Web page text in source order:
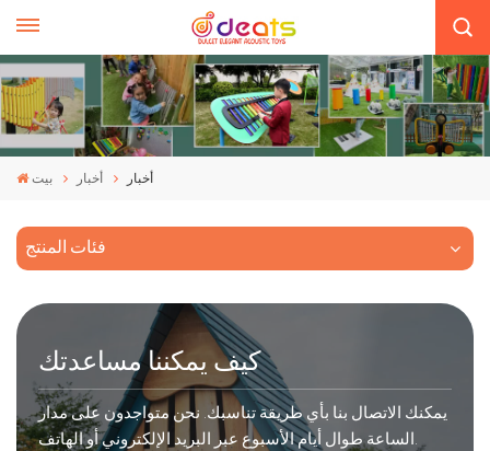
بيت أخبار أخبار
فئات المنتج
كيف يمكننا مساعدتك
يمكنك الاتصال بنا بأي طريقة تناسبك. نحن متواجدون على مدار
الساعة طوال أيام الأسبوع عبر البريد الإلكتروني أو الهاتف.